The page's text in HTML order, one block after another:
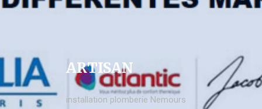
ARTISAN
installation plomberie Nemours